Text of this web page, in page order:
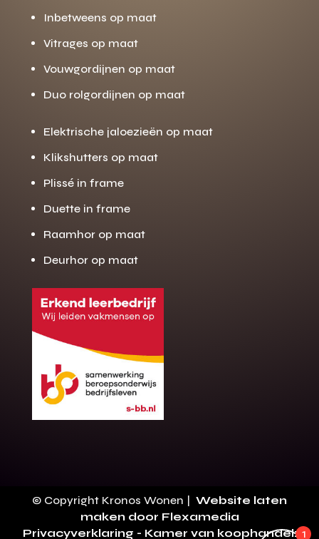
Gratis offerte
op maat?
Binnen 24 uur jouw gratis offerte
10 jaar garantie op de montage
100+ stoffen
Inbetweens op maat
Vitrages op maat
Vouwgordijnen op maat
Duo rolgordijnen op maat
Elektrische jaloezieën op maat
Klikshutters op maat
Plissé in frame
Duette in frame
Raamhor op maat
Deurhor op maat
1
© Copyright Kronos Wonen | Website laten
maken door Flexamedia
Privacyverklaring - Kamer van koophandel: